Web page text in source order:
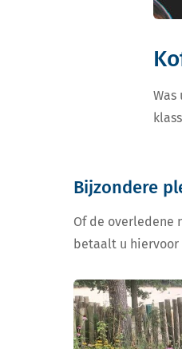
Bijzondere
Of de overledene
betaalt u hiervoor